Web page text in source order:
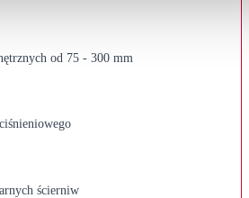
od 75 - 300 mm
ścierniw